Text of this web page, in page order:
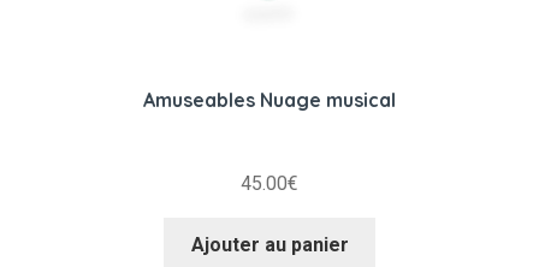
Amuseables Nuage musical
45.00€
Ajouter au panier